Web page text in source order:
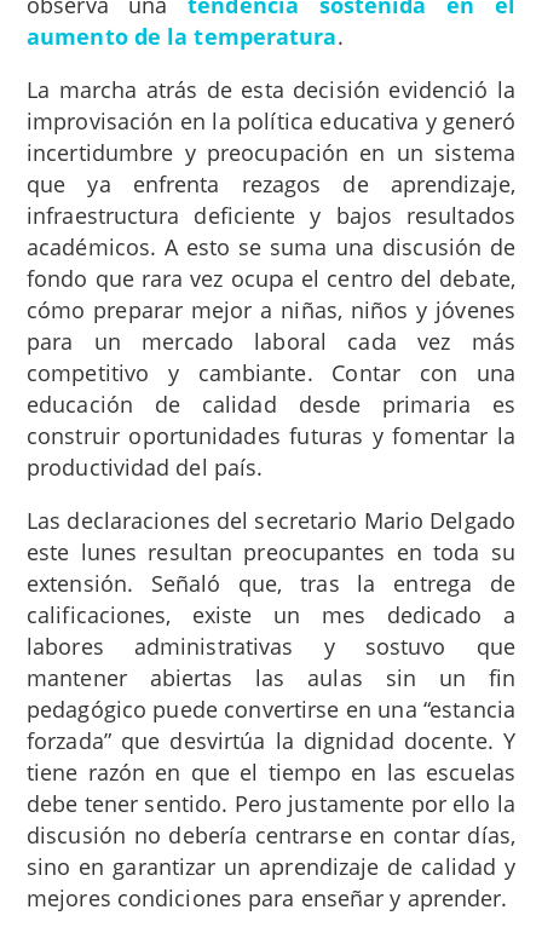
aumento de la temperatura.
La marcha atrás de esta decisión evidenció la
improvisación en la política educativa y generó
incertidumbre y preocupación en un sistema
que ya enfrenta rezagos de aprendizaje,
infraestructura deficiente y bajos resultados
académicos. A esto se suma una discusión de
fondo que rara vez ocupa el centro del debate,
cómo preparar mejor a niñas, niños y jóvenes
para un mercado laboral cada vez más
competitivo y cambiante. Contar con una
educación de calidad desde primaria es
construir oportunidades futuras y fomentar la
productividad del país.
Las declaraciones del secretario Mario Delgado
este lunes resultan preocupantes en toda su
extensión. Señaló que, tras la entrega de
calificaciones, existe un mes dedicado a
labores administrativas y sostuvo que
mantener abiertas las aulas sin un fin
pedagógico puede convertirse en una “estancia
forzada” que desvirtúa la dignidad docente. Y
tiene razón en que el tiempo en las escuelas
debe tener sentido. Pero justamente por ello la
discusión no debería centrarse en contar días,
sino en garantizar un aprendizaje de calidad y
mejores condiciones para enseñar y aprender.